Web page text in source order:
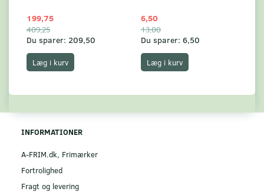
199,75
409,25
Du sparer: 209,50
Læg i kurv
6,50
13,00
Du sparer: 6,50
Læg i kurv
INFORMATIONER
A-FRIM.dk, Frimærker
Fortrolighed
Fragt og levering